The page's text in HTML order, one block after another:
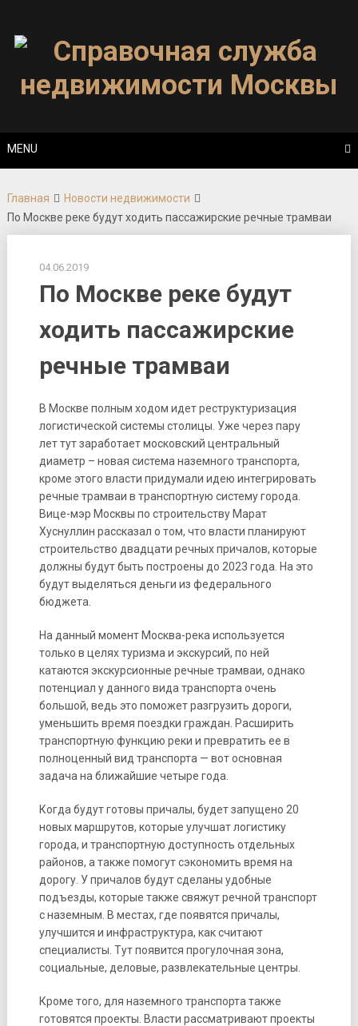
content
MENU
Главная
Новости недвижимости
По Москве реке будут ходить пассажирские речные трамваи
04.06.2019
По Москве реке будут
ходить пассажирские
речные трамваи
В Москве полным ходом идет реструктуризация
логистической системы столицы. Уже через пару
лет тут заработает московский центральный
диаметр – новая система наземного транспорта,
кроме этого власти придумали идею интегрировать
речные трамваи в транспортную систему города.
Вице-мэр Москвы по строительству Марат
Хуснуллин рассказал о том, что власти планируют
строительство двадцати речных причалов, которые
должны будут быть построены до 2023 года. На это
будут выделяться деньги из федерального
бюджета.
На данный момент Москва-река используется
только в целях туризма и экскурсий, по ней
катаются экскурсионные речные трамваи, однако
потенциал у данного вида транспорта очень
большой, ведь это поможет разгрузить дороги,
уменьшить время поездки граждан. Расширить
транспортную функцию реки и превратить ее в
полноценный вид транспорта — вот основная
задача на ближайшие четыре года.
Когда будут готовы причалы, будет запущено 20
новых маршрутов, которые улучшат логистику
города, и транспортную доступность отдельных
районов, а также помогут сэкономить время на
дорогу. У причалов будут сделаны удобные
подъезды, которые также свяжут речной транспорт
с наземным. В местах, где появятся причалы,
улучшится и инфраструктура, как считают
специалисты. Тут появится прогулочная зона,
социальные, деловые, развлекательные центры.
Кроме того, для наземного транспорта также
готовятся проекты. Власти рассматривают проекты